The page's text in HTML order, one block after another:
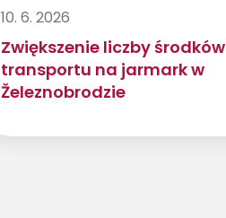
10. 6. 2026
Zwiększenie liczby środków
transportu na jarmark w
Železnobrodzie